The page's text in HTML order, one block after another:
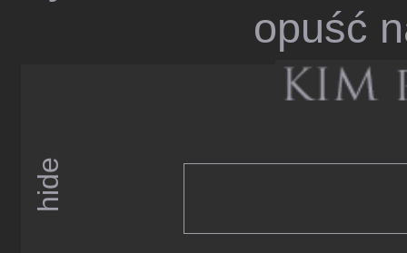
opuść
hide